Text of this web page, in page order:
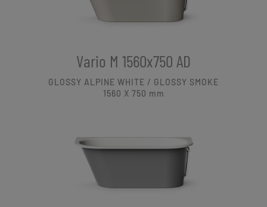
Vario M 1560x750 AD
GLOSSY ALPINE WHITE / GLOSSY SMOKE
1560 X 750 mm